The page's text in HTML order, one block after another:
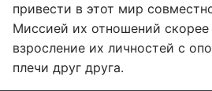
привести в этот мир
Миссией их отношений скорее
взросление их личностей с
плечи друг друга.